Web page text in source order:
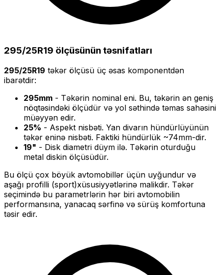
295/25R19 ölçüsünün təsnifatları
295/25R19 təkər ölçüsü üç əsas komponentdən
ibarətdir:
295mm - Təkərin nominal eni. Bu, təkərin ən geniş
nöqtəsindəki ölçüdür və yol səthində təmas sahəsini
müəyyən edir.
25% - Aspekt nisbəti. Yan divarın hündürlüyünün
təkər eninə nisbəti. Faktiki hündürlük ~74mm-dir.
19" - Disk diametri düym ilə. Təkərin oturduğu
metal diskin ölçüsüdür.
Bu ölçü çox böyük avtomobillər üçün uyğundur və
aşağı profilli (sport)xüsusiyyətlərinə malikdir. Təkər
seçimində bu parametrlərin hər biri avtomobilin
performansına, yanacaq sərfinə və sürüş komfortuna
təsir edir.